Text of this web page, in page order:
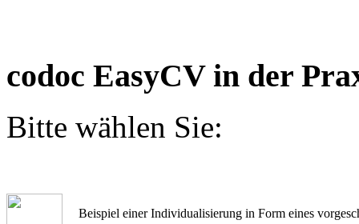
codoc EasyCV in der
Bitte wählen Sie:
Beispiel einer Individualisierung in Form eines